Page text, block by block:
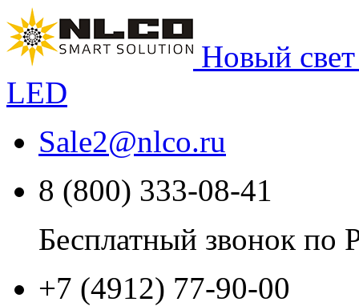
Новый
LED
Sale2@nlco.ru
8 (800) 333-08-41
Бесплатный звонок по
+7 (4912) 77-90-00